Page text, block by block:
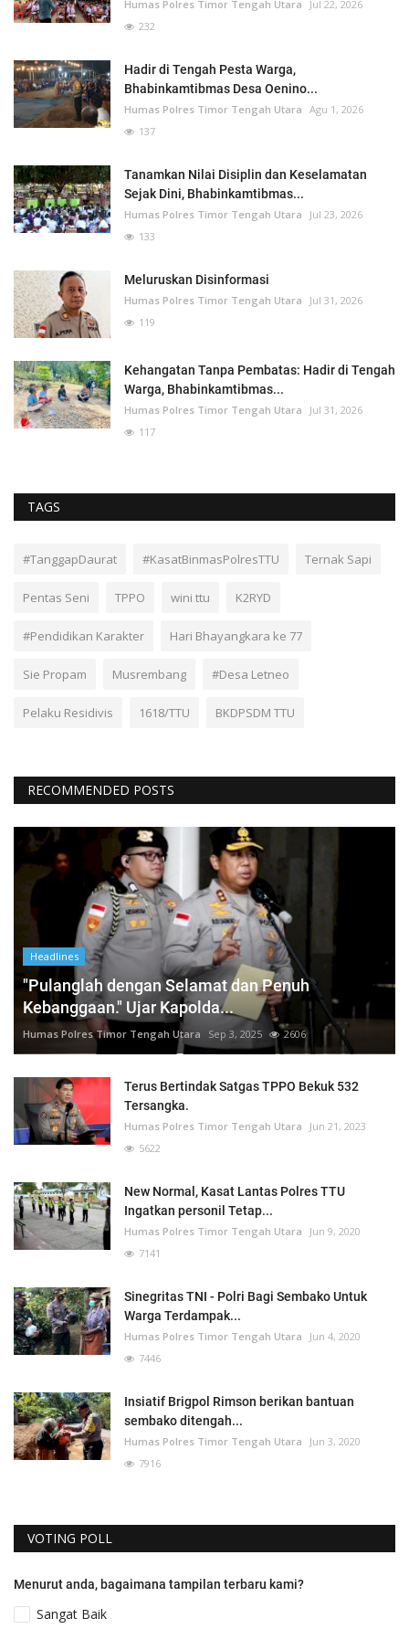
Humas Polres Timor Tengah Utara
Jul 22, 2026
232
Hadir di Tengah Pesta Warga,
Bhabinkamtibmas Desa Oenino...
Humas Polres Timor Tengah Utara Agu 1, 2026
137
Tanamkan Nilai Disiplin dan Keselamatan
Sejak Dini, Bhabinkamtibmas...
Humas Polres Timor Tengah Utara
Jul 23, 2026
133
Meluruskan Disinformasi
Humas Polres Timor Tengah Utara
Jul 31, 2026
119
Kehangatan Tanpa Pembatas: Hadir di Tengah
Warga, Bhabinkamtibmas...
Humas Polres Timor Tengah Utara
Jul 31, 2026
117
TAGS
#TanggapDaurat #KasatBinmasPolresTTU Ternak Sapi
Pentas Seni TPPO wini ttu K2RYD
#Pendidikan Karakter Hari Bhayangkara ke 77
Sie Propam Musrembang #Desa Letneo
Pelaku Residivis 1618/TTU BKDPSDM TTU
RECOMMENDED POSTS
Headlines
"Pulanglah dengan Selamat dan Penuh
Kebanggaan." Ujar Kapolda...
Humas Polres Timor Tengah Utara Sep 3, 2025 2606
Terus Bertindak Satgas TPPO Bekuk 532
Tersangka.
Humas Polres Timor Tengah Utara
Jun 21, 2023
5622
New Normal, Kasat Lantas Polres TTU
Ingatkan personil Tetap...
Humas Polres Timor Tengah Utara
Jun 9, 2020
7141
Sinegritas TNI - Polri Bagi Sembako Untuk
Warga Terdampak...
Humas Polres Timor Tengah Utara
Jun 4, 2020
7446
Insiatif Brigpol Rimson berikan bantuan
sembako ditengah...
Humas Polres Timor Tengah Utara
Jun 3, 2020
7916
VOTING POLL
Menurut anda, bagaimana tampilan terbaru kami?
Sangat Baik